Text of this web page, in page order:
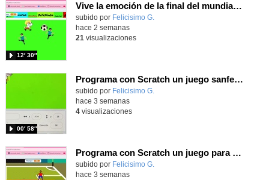
Vive la emoción de la final del mundial programando con Scratch, un juego de toques y esquivar contrarios
Contenido educativo.
subido por Felicisimo G.
12′ 30″
hace 2 semanas
21 visualizaciones
Programa con Scratch un juego sanferminero con Mikel Merino evitando toros y dando toques al balón.
Contenido educativo.
subido por Felicisimo G.
00′ 58″
hace 3 semanas
4visualizaciones
Programa con Scratch un juego para vivir la emoción de los centros desde la banda de España
Contenido educativo.
subido por Felicisimo G.
hace 3 semanas